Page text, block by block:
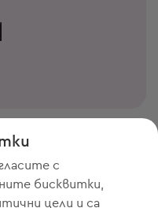
с
бисквитки,
цели и са